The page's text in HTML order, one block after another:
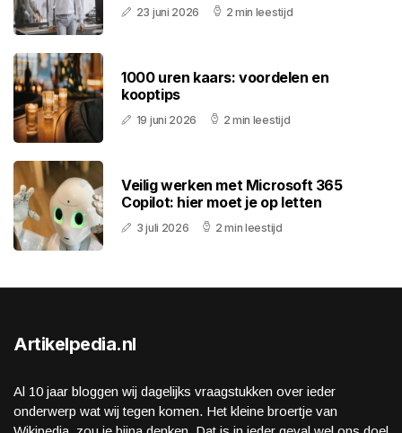
23 juni 2026 2 min leestijd
1000 uren kaars: voordelen en
kooptips
19 juni 2026 2 min leestijd
Veilig werken met Microsoft 365
Copilot: hier moet je op letten
3 juli 2026 2 min leestijd
Artikelpedia.nl
Al 10 jaar bloggen wij dagelijks vraagstukken over ieder
onderwerp wat wij tegen komen. Het kleine broertje van